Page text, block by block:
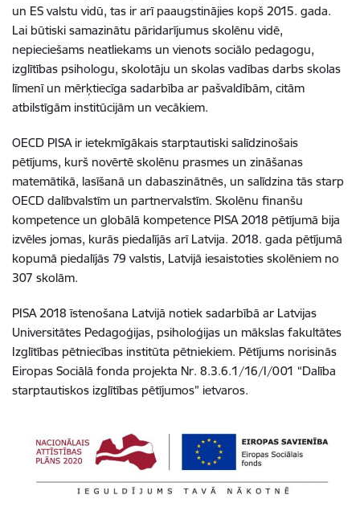
un ES valstu vidū, tas ir arī paaugstinājies kopš 2015. gada.
Lai būtiski samazinātu pāridarījumus skolēnu vidē,
nepieciešams neatliekams un vienots sociālo pedagogu,
izglītības psihologu, skolotāju un skolas vadības darbs skolas
līmenī un mērķtiecīga sadarbība ar pašvaldībām, citām
atbilstīgām institūcijām un vecākiem.
OECD PISA ir ietekmīgākais starptautiski salīdzinošais
pētījums, kurš novērtē skolēnu prasmes un zināšanas
matemātikā, lasīšanā un dabaszinātnēs, un salīdzina tās starp
OECD dalībvalstīm un partnervalstīm. Skolēnu finanšu
kompetence un globālā kompetence PISA 2018 pētījumā bija
izvēles jomas, kurās piedalījās arī Latvija. 2018. gada pētījumā
kopumā piedalījās 79 valstis, Latvijā iesaistoties skolēniem no
307 skolām.
PISA 2018 īstenošana Latvijā notiek sadarbībā ar Latvijas
Universitātes Pedagoģijas, psiholoģijas un mākslas fakultātes
Izglītības pētniecības institūta pētniekiem. Pētījums norisinās
Eiropas Sociālā fonda projekta Nr. 8.3.6.1/16/I/001 “Dalība
starptautiskos izglītības pētījumos” ietvaros.